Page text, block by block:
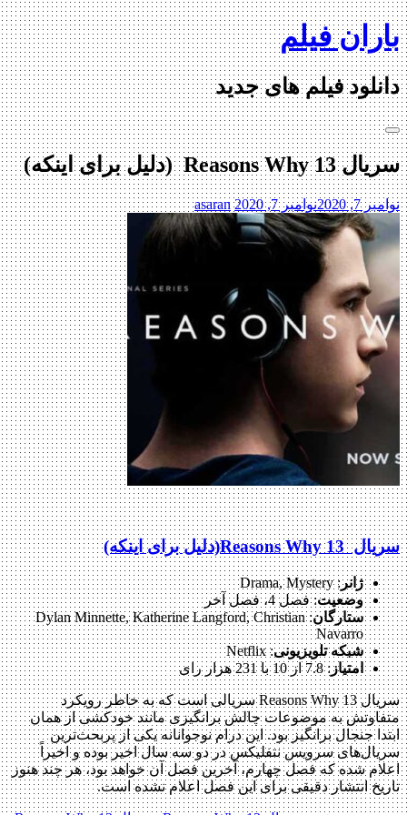
Skip
to
content
باران فیلم
دانلود فیلم های جدید
سریال 13 Reasons Why (دلیل برای اینکه)
نوامبر 7, 2020 نوامبر 7, 2020 asaran
سریال Reasons Why 13(دلیل برای اینکه)
ژانر: Drama, Mystery
وضعیت: فصل 4، فصل آخر
ستارگان : Dylan Minnette, Katherine Langford, Christian
Navarro
شبکه تلویزیونی: Netflix
امتیاز : 7.8 از 10 با 231 هزار رای
سریال 13 Reasons Why سریالی است که به خاطر رویکرد
متفاوتش به موضوعات چالش برانگیزی مانند خودکشی از همان
ابتدا جنجال برانگیز بود. این درام نوجوانانه یکی از پربحث‌ترین
سریال‌های سرویس نتفلیکس در دو سه سال اخیر بوده و اخیراً
اعلام شده که فصل چهارم، آخرین فصل آن خواهد بود، هر چند هنوز
تاریخ انتشار دقیقی برای این فصل اعلام نشده است.